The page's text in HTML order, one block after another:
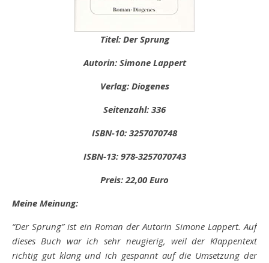
Titel: Der Sprung
Autorin: Simone Lappert
Verlag: Diogenes
Seitenzahl: 336
ISBN-10: 3257070748
ISBN-13: 978-3257070743
Preis: 22,00 Euro
Meine Meinung:
“Der Sprung” ist ein Roman der Autorin Simone Lappert. Auf
dieses Buch war ich sehr neugierig, weil der Klappentext
richtig gut klang und ich gespannt auf die Umsetzung der